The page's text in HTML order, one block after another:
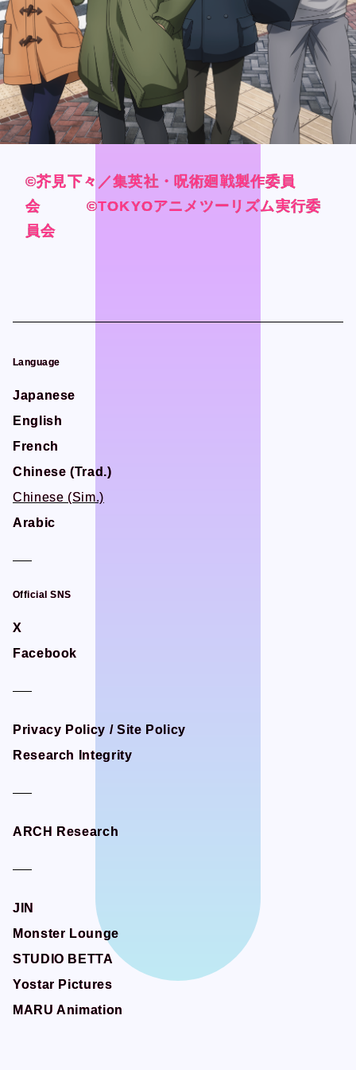
©芥見下々／集英社・呪術廻戦製作委員
会 ©TOKYOアニメツーリズム実行委
員会
Language
Japanese
English
French
Chinese (Trad.)
Chinese (Sim.)
Arabic
Official SNS
X
Facebook
Privacy Policy / Site Policy
Research Integrity
ARCH Research
JIN
Monster Lounge
STUDIO BETTA
Yostar Pictures
MARU Animation
©芥見下々／集英社・呪術廻戦製作委員
会 ©TOKYOアニメツーリズム実行委
員会
©芥見下々／集英社・呪術廻戦製作委員
会 ©TOKYOアニメツーリズム実行委
員会
Official SNS
X
Facebook
Privacy Policy / Site Policy
ARCH Research
JIN
STUDIO BETTA
Yostar Pictures
MARU Animation
Official SNS
X
Facebook
Privacy Policy / Site Policy
ARCH Research
JIN
STUDIO BETTA
Yostar Pictures
MARU Animation
©芥見下々／集英社・呪術廻戦製作委員
会 ©TOKYOアニメツーリズム実行委
員会
Language
Japanese
English
French
Chinese (Trad.)
Chinese (Sim.)
Arabic
Official SNS
X
Facebook
Privacy Policy / Site Policy
Research Integrity
ARCH Research
JIN
Monster Lounge
STUDIO BETTA
Yostar Pictures
MARU Animation